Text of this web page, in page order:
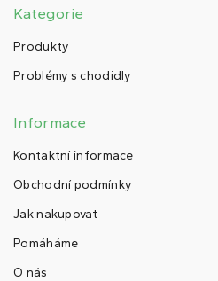
Kategorie
Produkty
Problémy s chodidly
Informace
Kontaktní informace
Obchodní podmínky
Jak nakupovat
Pomáháme
O nás